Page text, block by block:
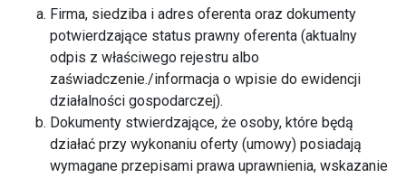
Firma, siedziba i adres oferenta oraz dokumenty
potwierdzające status prawny oferenta (aktualny
odpis z właściwego rejestru albo
zaświadczenie./informacja o wpisie do ewidencji
działalności gospodarczej).
Dokumenty stwierdzające, że osoby, które będą
działać przy wykonaniu oferty (umowy) posiadają
wymagane przepisami prawa uprawnienia, wskazanie